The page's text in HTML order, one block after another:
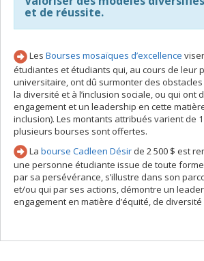
et de réussite.
Les Bourses mosaïques d’excellence
étudiantes et étudiants qui, au cours de leur
universitaire, ont dû surmonter des obstacles
la diversité et à l’inclusion sociale, ou qui ont
engagement et un leadership en cette
inclusion). Les montants attribués varient de 1
plusieurs bourses sont offertes.
La bourse Cadleen Désir de 2 500 $ est
une personne étudiante issue de toute
par sa persévérance, s’illustre dans son
et/ou qui par ses actions, démontre un
engagement en matière d’équité, de diversité